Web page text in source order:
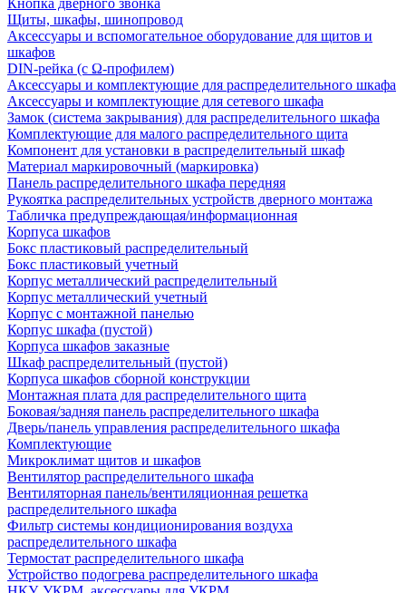
Кнопка дверного звонка
Щиты, шкафы, шинопровод
Аксессуары и вспомогательное оборудование для щитов и
шкафов
DIN-рейка (с Ω-профилем)
Аксессуары и комплектующие для распределительного шкафа
Аксессуары и комплектующие для сетевого шкафа
Замок (система закрывания) для распределительного шкафа
Комплектующие для малого распределительного щита
Компонент для установки в распределительный шкаф
Материал маркировочный (маркировка)
Панель распределительного шкафа передняя
Рукоятка распределительных устройств дверного монтажа
Табличка предупреждающая/информационная
Корпуса шкафов
Бокс пластиковый распределительный
Бокс пластиковый учетный
Корпус металлический распределительный
Корпус металлический учетный
Корпус с монтажной панелью
Корпус шкафа (пустой)
Корпуса шкафов заказные
Шкаф распределительный (пустой)
Корпуса шкафов сборной конструкции
Монтажная плата для распределительного щита
Боковая/задняя панель распределительного шкафа
Дверь/панель управления распределительного шкафа
Комплектующие
Микроклимат щитов и шкафов
Вентилятор распределительного шкафа
Вентиляторная панель/вентиляционная решетка
распределительного шкафа
Фильтр системы кондиционирования воздуха
распределительного шкафа
Термостат распределительного шкафа
Устройство подогрева распределительного шкафа